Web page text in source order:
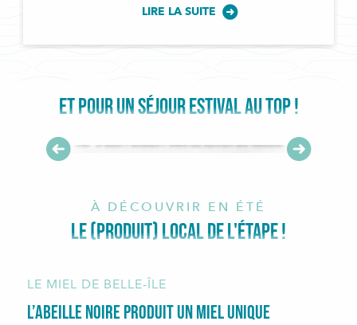
LIRE LA SUITE
ET POUR UN SÉJOUR ESTIVAL AU TOP !
À DÉCOUVRIR EN ÉTÉ
LE (PRODUIT) LOCAL DE L'ÉTAPE !
LE MIEL DE BELLE-ÎLE
L’abeille noire produit un miel unique